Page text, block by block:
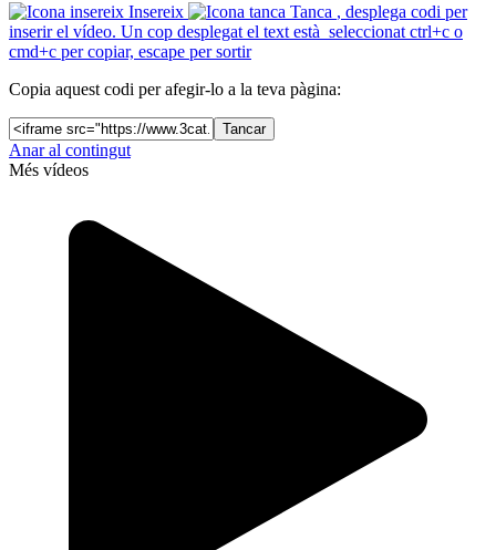
Insereix
Tanca , desplega codi per
inserir el vídeo. Un cop desplegat el text està seleccionat ctrl+c o
cmd+c per copiar, escape per sortir
Copia aquest codi per afegir-lo a la teva pàgina:
Tancar
Anar al contingut
Més vídeos